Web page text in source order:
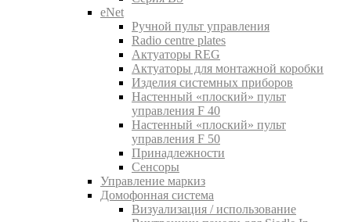
eNet
Pучной пульт управления
Radio centre plates
Актуаторы REG
Актуаторы для монтажной коробки
Изделия системных приборов
Настенный «плоский» пульт
управления F 40
Настенный «плоский» пульт
управления F 50
Принадлежности
Сенсоры
Управление маркиз
Домофонная система
Визуализация / использование